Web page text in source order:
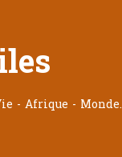
- Afrique - Monde.